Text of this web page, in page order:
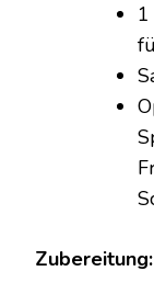
Zubereitung: